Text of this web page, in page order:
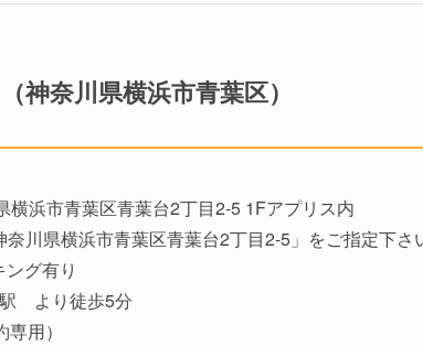
神奈川県横浜市青葉区）
浜市青葉区青葉台2丁目2-5 1Fアプリス内
奈川県横浜市青葉区青葉台2丁目2-5」をご指定下さ
グ有り
より徒歩5分
用）